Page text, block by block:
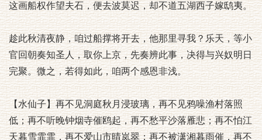
这画船权作望夫石，便去波莫迟，却不道五湖西子嫁鸱夷。
趁此秋清夜静，咱过船撑将开去，他那里寻我？乐天，等小
官回朝奏知圣人，取你上京，先奏辨此事，决得与兴奴明日
完聚。微之，若得如此，咱两个感恩非浅。
【水仙子】再不见洞庭秋月浸玻璃，再不见鸦噪渔村落照
低；再不听晚钟烟寺催鸥起，再不愁平沙落雁悲；再不怕江
天暮雪霏霏，再不爱山市晴岚翠；再不被潇湘暮雨催，再不